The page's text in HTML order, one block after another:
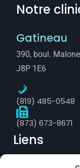
Notre
Gatineau
390, boul.
J8P 1E6
(819) 485-0548
(873) 673-8671
Liens